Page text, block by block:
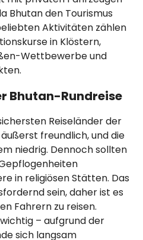
Bhutan den Tourismus
Aktivitäten zählen
in Klöstern,
Wettbewerbe und
Bhutan-Rundreise
Reiseländer der
freundlich, und die
niedrig. Dennoch sollten
in religiösen Stätten. Das
sein, daher ist es
Fahrern zu reisen.
– aufgrund der
sich langsam